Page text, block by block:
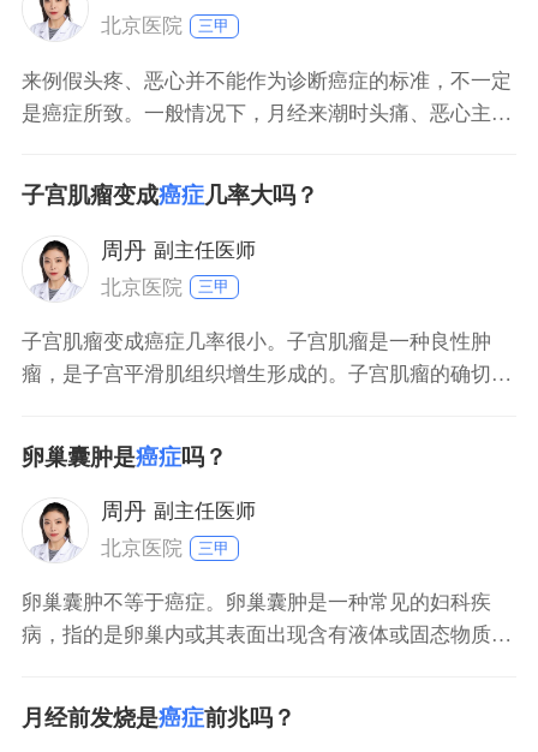
北京医院
三甲
来例假头疼、恶心并不能作为诊断癌症的标准，不一定
是癌症所致。一般情况下，月经来潮时头痛、恶心主要
器充血等引起的生理性现象，与癌症并没有直接关系。
月经结束后症状多能自行消失，无需过于担忧。若不放
心，可以入院挂妇产科做下相关的检查。若确诊是癌症
引起，且处于
子宫肌瘤变成癌症几率大吗？
周丹 副主任医师
北京医院
三甲
子宫肌瘤变成癌症几率很小。子宫肌瘤是一种良性肿
瘤，是子宫平滑肌组织增生形成的。子宫肌瘤的确切病
突变等有关。年龄大于40岁、肥胖、患有多囊卵巢综合
征、有家族史、未生育或者初次生育年龄晚、使用激素
进行替代治疗，可能会导致子宫肌瘤患病风险升高。无
症状的肌瘤患
卵巢囊肿是癌症吗？
周丹 副主任医师
北京医院
三甲
卵巢囊肿不等于癌症。卵巢囊肿是一种常见的妇科疾
病，指的是卵巢内或其表面出现含有液体或固态物质的
也不影响健康，可以自行消失。卵巢囊肿也有病理性
的，包括皮样囊肿、囊腺瘤、卵巢子宫内膜异位囊肿，
月经前发烧是癌症前兆吗？